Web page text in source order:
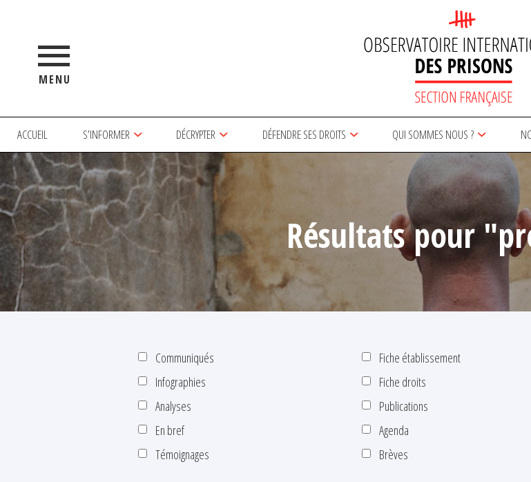
MENU
ACCUEIL S’INFORMER DÉCRYPTER DÉFENDRE SES DROITS QUI SOMMES NOUS ?
Résultats pour
Communiqués
Infographies
Analyses
En bref
Témoignages
Fiche établissement
Fiche droits
Publications
Agenda
Brèves